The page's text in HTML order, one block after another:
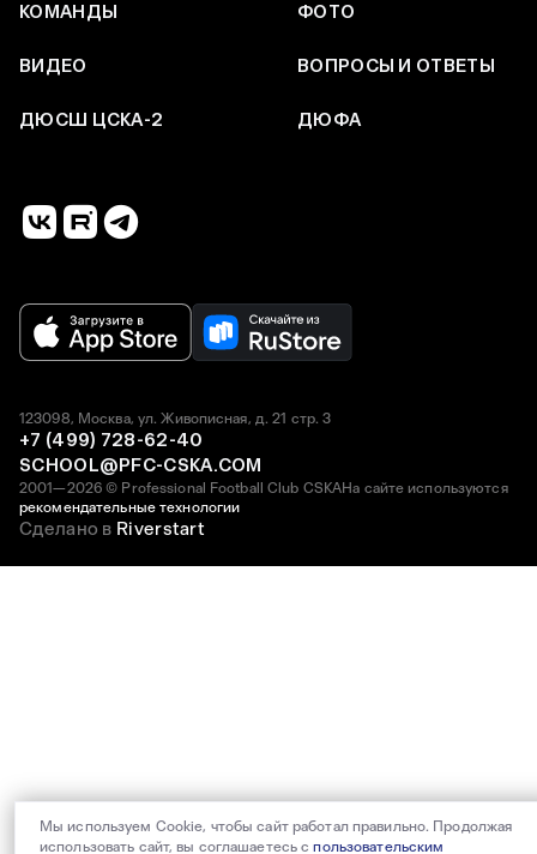
КОМАНДЫ ФОТО
ВИДЕО ВОПРОСЫ И ОТВЕТЫ
ДЮСШ ЦСКА-2 ДЮФА
2001—2026 © Professional Football Club CSKAНа сайте используются
рекомендательные технологии
123098, Москва, ул. Живописная, д. 21 стр. 3
+7 (499) 728-62-40
SCHOOL@PFC-CSKA.COM
Сделано в Riverstart
Мы используем Cookie, чтобы сайт работал правильно. Продолжая
использовать сайт, вы соглашаетесь спользовательским